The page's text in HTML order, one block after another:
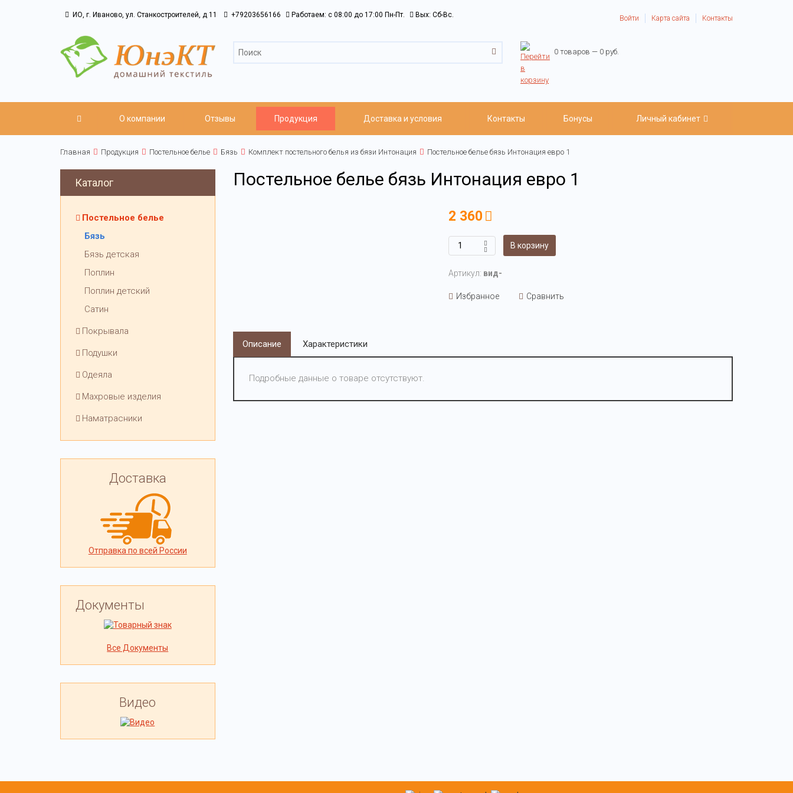
ИО, г. Иваново, ул. Станкостроителей, д 11 +79203656166 Работаем: c 08:00 до 17:00 Пн-Пт. Вых: Сб-Вс. Войти Карта сайта Контакты
0 товаров — 0 руб.
О компании Отзывы Продукция Доставка и условия Контакты Бонусы Личный кабинет
Главная Продукция Постельное белье Бязь Комплект постельного белья из бязи Интонация Постельное белье бязь Интонация евро 1
Каталог
Постельное белье
Бязь
Бязь детская
Поплин
Поплин детский
Сатин
Покрывала
Подушки
Одеяла
Махровые изделия
Наматрасники
Доставка
Отправка по всей России
Документы
Все Документы
Видео
Постельное белье бязь Интонация евро 1
2 360
В корзину
Артикул: вид-
Избранное Сравнить
Описание Характеристики
Подробные данные о товаре отсутствуют.